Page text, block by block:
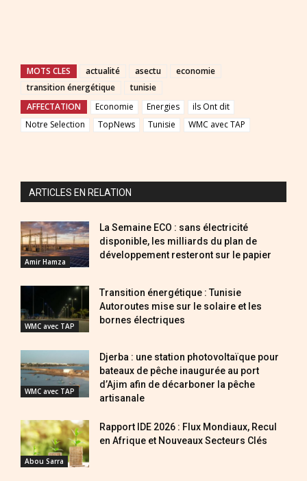
MOTS CLES actualité asectu
economie
transition énergétique
tunisie
AFFECTATION
Economie Energies
ils Ont dit
Notre Selection
TopNews Tunisie WMC avec TAP
ARTICLES EN RELATION
Amir Hamza
La Semaine ECO : sans électricité
disponible, les milliards du plan de
développement resteront sur le papier
WMC avec TAP
Transition énergétique : Tunisie
Autoroutes mise sur le solaire et les
bornes électriques
WMC avec TAP
Djerba : une station photovoltaïque pour
bateaux de pêche inaugurée au port
d’Ajim afin de décarboner la pêche
artisanale
Abou Sarra
Rapport IDE 2026 : Flux Mondiaux, Recul
en Afrique et Nouveaux Secteurs Clés